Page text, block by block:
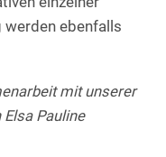
werden ebenfalls
mit unserer
Pauline